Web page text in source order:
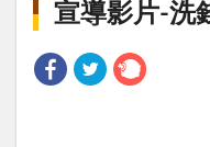
宣導影片-洗